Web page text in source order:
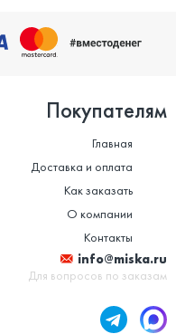
Покупателям
Главная
Доставка и оплата
Как заказать
О компании
Контакты
info@miska.ru
Для вопросов по заказам